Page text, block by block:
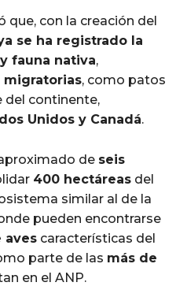
que, con la creación del
se ha registrado la
fauna nativa,
migratorias, como patos
del continente,
Unidos y Canadá.
de seis
400 hectáreas del
similar al de la
pueden encontrarse
aves características del
parte de las más de
en el ANP.